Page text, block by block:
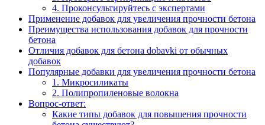
4. Проконсультируйтесь с экспертами
Применение добавок для увеличения прочности бетона
Преимущества использования добавок для прочности
бетона
Отличия добавок для бетона dobavki от обычных
добавок
Популярные добавки для увеличения прочности бетона
1. Микросиликаты
2. Полипропиленовые волокна
Вопрос-ответ:
Какие типы добавок для повышения прочности